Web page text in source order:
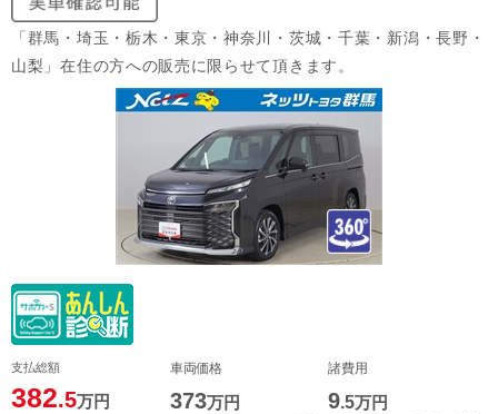
「群馬・埼玉・栃木・東京・神奈川・茨城・千葉・新潟・長野・
山梨」在住の方への販売に限らせて頂きます。
支払総額
382.5万円
車両価格
373万円
諸費用
9.5万円